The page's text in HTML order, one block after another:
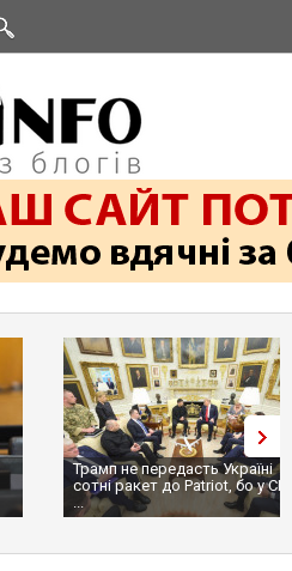
Трамп не передасть Україні
сотні ракет до Patriot, бо у
...